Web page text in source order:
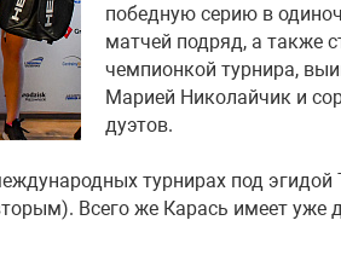
победную серию в
матчей подряд, а также
чемпионкой турнира,
Марией Николайчик и
дуэтов.
турнирах под эгидой
Всего же Карась имеет уже